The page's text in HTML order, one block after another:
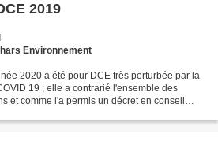
2019
Environnement
2020 a été pour DCE très perturbée par la
19 ; elle a contrarié l'ensemble des
et comme l'a permis un décret en conseil